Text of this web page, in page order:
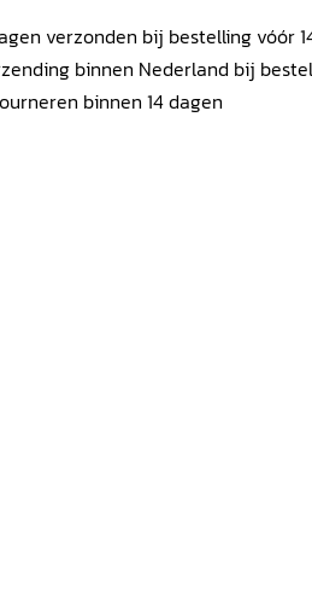
verzonden bij bestelling vóór
binnen Nederland bij
binnen 14 dagen